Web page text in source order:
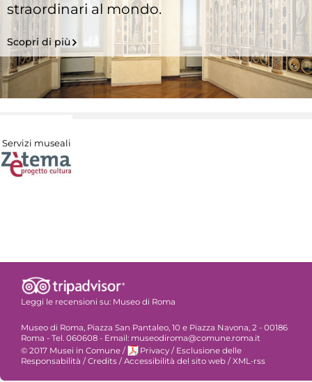
straordinari al mondo.
Scopri di più
Servizi museali
Leggi le recensioni su: Museo di Roma
Museo di Roma, Piazza San Pantaleo, 10 e Piazza Navona, 2 - 00186
Roma - Tel. 060608 - Email: museodiroma@comune.roma.it
© 2017 Musei in Comune / Privacy / Esclusione delle
Responsabilità / Credits / Accessibilità del sito web / XML-rss